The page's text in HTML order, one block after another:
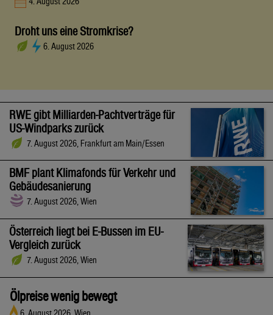
Droht uns eine Stromkrise?
6. August 2026
RWE gibt Milliarden-Pachtverträge für
US-Windparks zurück
7. August 2026, Frankfurt am Main/Essen
BMF plant Klimafonds für Verkehr und
Gebäudesanierung
7. August 2026, Wien
Österreich liegt bei E-Bussen im EU-
Vergleich zurück
7. August 2026, Wien
Ölpreise wenig bewegt